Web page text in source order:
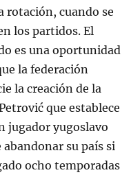
rotación, cuando se
los partidos. El
es una oportunidad
la federación
la creación de la
que establece
jugador yugoslavo
abandonar su país si
ocho temporadas